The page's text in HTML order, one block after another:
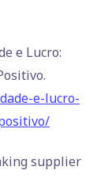
e Lucro:
e-lucro-
supplier